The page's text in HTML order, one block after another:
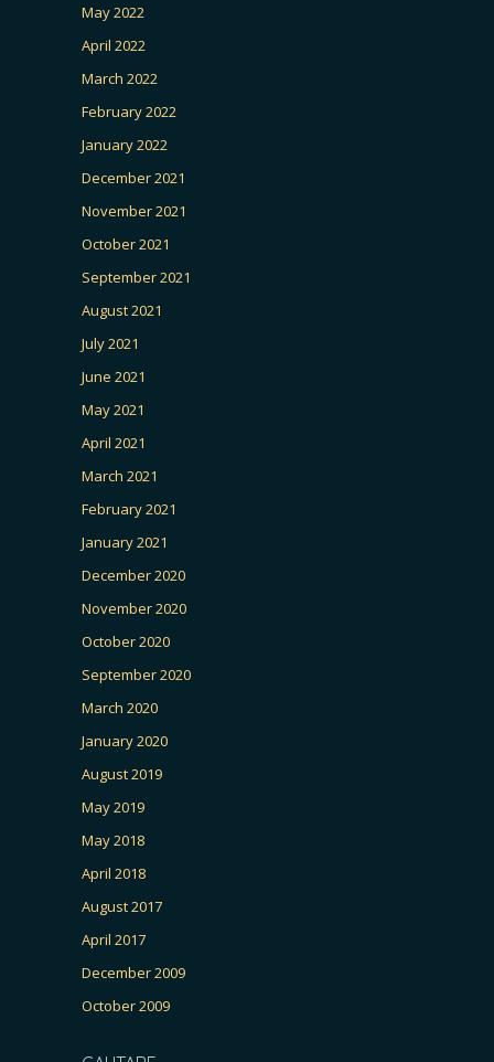
May 2022
April 2022
March 2022
February 2022
January 2022
December 2021
November 2021
October 2021
September 2021
August 2021
July 2021
June 2021
May 2021
April 2021
March 2021
February 2021
January 2021
December 2020
November 2020
October 2020
September 2020
March 2020
January 2020
August 2019
May 2019
May 2018
April 2018
August 2017
April 2017
December 2009
October 2009